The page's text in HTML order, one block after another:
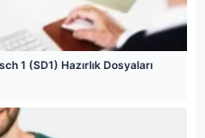
1 (SD1) Hazırlık Dosyaları